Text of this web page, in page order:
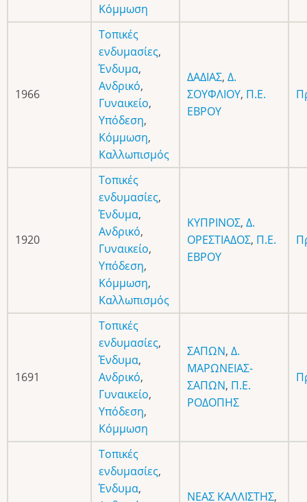
Κόμμωση
1966
Τοπικές
ενδυμασίες,
Ένδυμα,
Ανδρικό,
Γυναικείο,
Υπόδεση,
Κόμμωση,
Καλλωπισμός
ΔΑΔΙΑΣ, Δ.
ΣΟΥΦΛΙΟΥ, Π.Ε.
ΕΒΡΟΥ
1920
Τοπικές
ενδυμασίες,
Ένδυμα,
Ανδρικό,
Γυναικείο,
Υπόδεση,
Κόμμωση,
Καλλωπισμός
ΚΥΠΡΙΝΟΣ, Δ.
ΟΡΕΣΤΙΑΔΟΣ, Π.Ε.
ΕΒΡΟΥ
1691
Τοπικές
ενδυμασίες,
Ένδυμα,
Ανδρικό,
Γυναικείο,
Υπόδεση,
Κόμμωση
ΣΑΠΩΝ, Δ.
ΜΑΡΩΝΕΙΑΣ-
ΣΑΠΩΝ, Π.Ε.
ΡΟΔΟΠΗΣ
Τοπικές
ενδυμασίες,
Ένδυμα,
ΝΕΑΣ ΚΑΛΛΙΣΤΗΣ,